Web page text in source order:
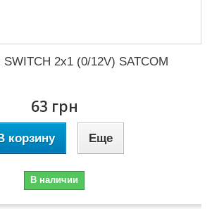
2x1 (0/12V) SATCOM
63 грн
корзину Еще
В наличии